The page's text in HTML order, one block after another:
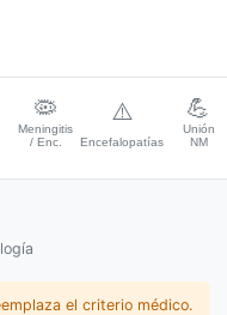
🦠
Meningitis
/ Enc.
⚠️
Encefalopatías
💪
Unión
NM
el criterio médico.